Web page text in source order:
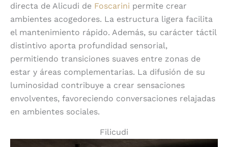
directa de Alicudi de Foscarini permite crear
ambientes acogedores. La estructura ligera facilita
el mantenimiento rápido. Además, su carácter táctil
distintivo aporta profundidad sensorial,
permitiendo transiciones suaves entre zonas de
estar y áreas complementarias. La difusión de su
luminosidad contribuye a crear sensaciones
envolventes, favoreciendo conversaciones relajadas
en ambientes sociales.
Filicudi